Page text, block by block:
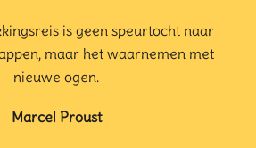
is geen speurtocht naar
maar het waarnemen met
nieuwe ogen.
Marcel Proust